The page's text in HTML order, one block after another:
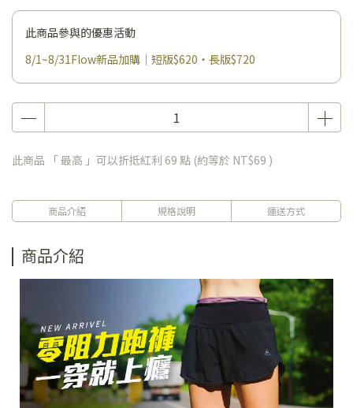
此商品參與的優惠活動
8/1~8/31Flow新品加購｜短版$620・長版$720
此商品 「 最高 」可以折抵紅利 69 點 (約等於 NT$69 )
商品介紹 規格說明 運送方式
商品介紹